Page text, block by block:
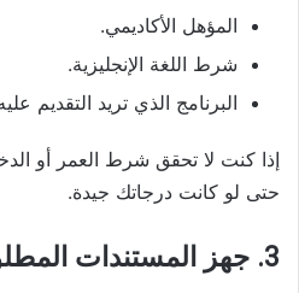
المؤهل الأكاديمي.
شرط اللغة الإنجليزية.
البرنامج الذي تريد التقديم
إذا كنت لا تحقق شرط العمر أو
حتى لو كانت درجاتك جيدة.
3. جهز المستندات المطلوبة